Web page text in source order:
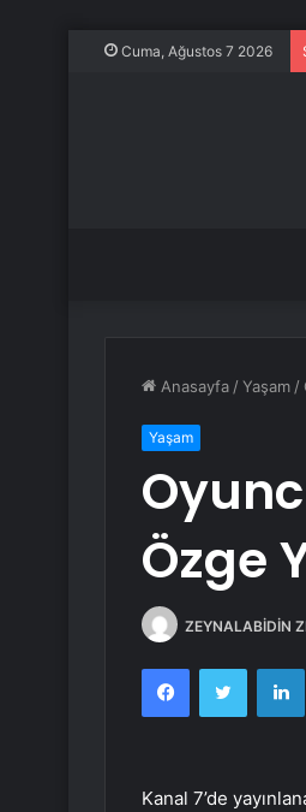
Cuma, Ağustos 7 2026
Anasayfa /Yaşam /
Yaşam
Özge
ZEYNALABİDİN
FacebookTwitter
Kanal 7’de